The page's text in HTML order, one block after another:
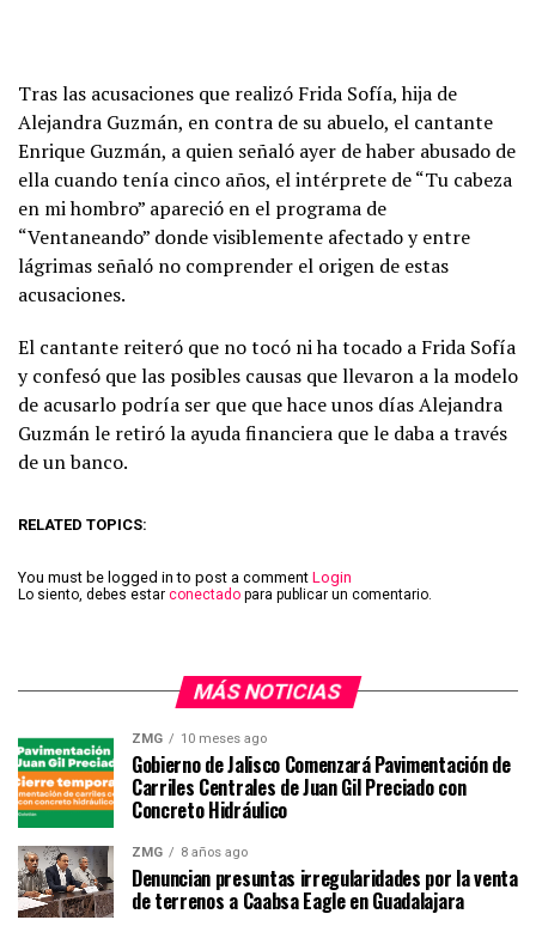
Tras las acusaciones que realizó Frida Sofía, hija de
Alejandra Guzmán, en contra de su abuelo, el cantante
Enrique Guzmán, a quien señaló ayer de haber abusado de
ella cuando tenía cinco años, el intérprete de “Tu cabeza
en mi hombro” apareció en el programa de
“Ventaneando” donde visiblemente afectado y entre
lágrimas señaló no comprender el origen de estas
acusaciones.
El cantante reiteró que no tocó ni ha tocado a Frida Sofía
y confesó que las posibles causas que llevaron a la modelo
de acusarlo podría ser que que hace unos días Alejandra
Guzmán le retiró la ayuda financiera que le daba a través
de un banco.
RELATED TOPICS:
You must be logged in to post a comment Login
Lo siento, debes estar conectado para publicar un comentario.
MÁS NOTICIAS
ZMG 10 meses ago
Gobierno de Jalisco Comenzará Pavimentación de
Carriles Centrales de Juan Gil Preciado con
Concreto Hidráulico
ZMG 8 años ago
Denuncian presuntas irregularidades por la venta
de terrenos a Caabsa Eagle en Guadalajara